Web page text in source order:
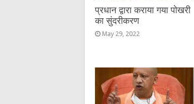
प्रधान द्वारा कराया गया पोखरी
का सुंदरीकरण
May 29, 2022